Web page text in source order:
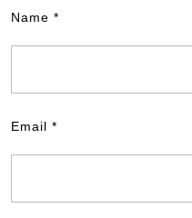
Name *
Email *